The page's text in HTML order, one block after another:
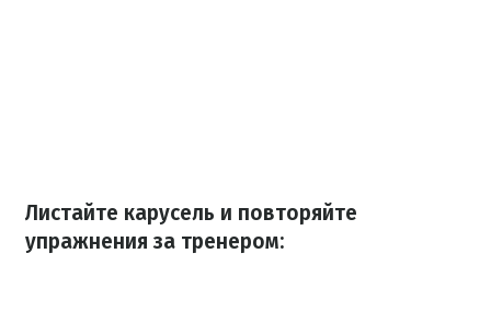
Листайте карусель и повторяйте
упражнения за тренером: